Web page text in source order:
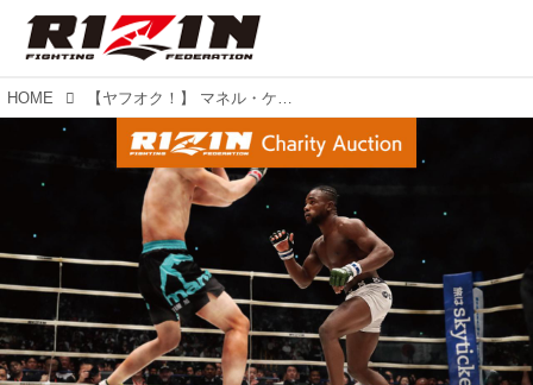
HOME 【ヤフオク！】 マネル・ケイプ選手『Cygames presents RIZIN.14』 試合使用サイン入りグローブ チャリティーオークションに登場！